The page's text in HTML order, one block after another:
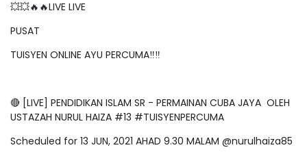
💥💥🔥🔥LIVE LIVE
PUSAT
TUISYEN ONLINE AYU PERCUMA‼️‼️
🔴 [LIVE] PENDIDIKAN ISLAM SR - PERMAINAN CUBA JAYA OLEH
USTAZAH NURUL HAIZA #13 #TUISYENPERCUMA
Scheduled for 13 JUN, 2021 AHAD 9.30 MALAM @nurulhaiza85